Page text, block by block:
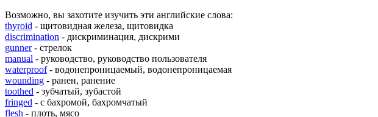
Возможно, вы захотите изучить эти английские слова:
thyroid - щитовидная железа, щитовидка
discrimination - дискриминация, дискрими
gunner- стрелок
manual - руководство, руководство пользователя
waterproof- водонепроницаемый, водонепроницаемая
wounding - ранен, ранение
toothed - зубчатый, зубастой
fringed - с бахромой, бахромчатый
flesh - плоть, мясо